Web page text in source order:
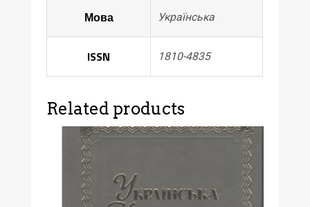
:
Народознавство,
2019.
Мова Українська
ISSN 1810-4835
Related products